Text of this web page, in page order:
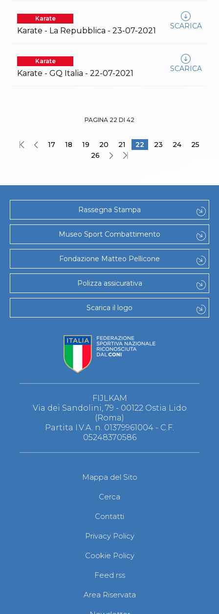
Karate
Karate - La Repubblica - 23-07-2021 SCARICA
Karate
Karate - GQ Italia - 22-07-2021 SCARICA
PAGINA 22 DI 42
17 18 19 20 21 22 23 24
25
26
Rassegna Stampa
Museo Sport Combattimento
Fondazione Matteo Pellicone
Polizza assicurativa
Scarica il logo
FIJLKAM
Via dei Sandolini, 79 - 00122 Ostia Lido
(Roma)
Partita I.V.A. n. 01379961004 - C.F.
05248370586
Mappa del Sito
Cerca
Contatti
Privacy Policy
Cookie Policy
Feed rss
Area Riservata